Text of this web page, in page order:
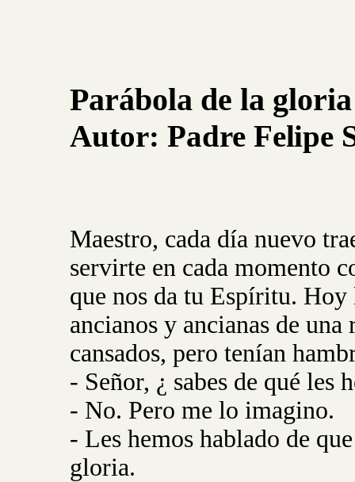
Parábola de la
Autor: Padre Felipe
Maestro, cada día nuevo
servirte en cada momento
que nos da tu Espíritu. Hoy
ancianos y ancianas de
cansados, pero tenían
- Señor, ¿ sabes de qué les
- No. Pero me lo imagino.
- Les hemos hablado de
gloria.